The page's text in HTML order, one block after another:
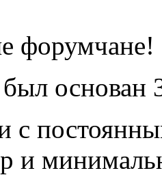
форумчане!
основан
с
и